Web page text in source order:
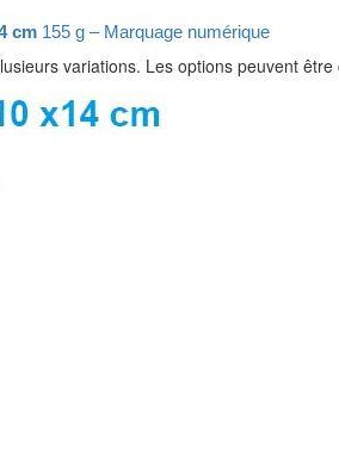
cm 155 g – Marquage numérique
variations. Les options peuvent